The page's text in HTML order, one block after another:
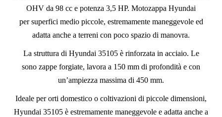
OHV da 98 cc e potenza 3,5 HP. Motozappa Hyundai
per superfici medio piccole, estremamente maneggevole ed
adatta anche a terreni con poco spazio di manovra.
La struttura di Hyundai 35105 è rinforzata in acciaio. Le
sono zappe forgiate, lavora a 150 mm di profondità e con
un’ampiezza massima di 450 mm.
Ideale per orti domestico o coltivazioni di piccole dimensioni,
Hyundai 35105 è estremamente maneggevole e adatta anche a